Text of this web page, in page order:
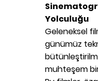
Yolculuğu
Geleneksel
günümüz
muhteşem